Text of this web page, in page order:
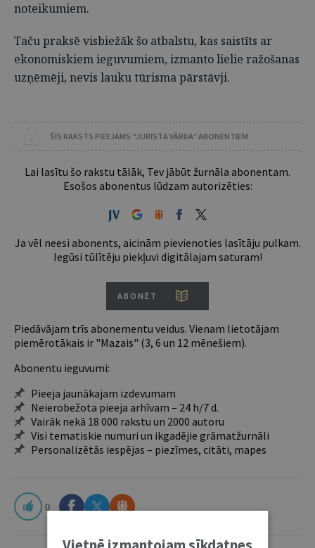
noteikumiem.
Taču praksē visbiežāk šo atbalstu, kas saistīts ar
ekonomiskiem ieguvumiem, izmanto lielie ražošanas
uzņēmēji, nevis lauku tūrisma pārstāvji.
ŠIS RAKSTS PIEEJAMS “JURISTA VĀRDA” ABONENTIEM
Lai lasītu šo rakstu tālāk, Tev jābūt žurnāla abonentam.
Esošos abonentus lūdzam autorizēties:
Ja vēl neesi abonents, aicinām pievienoties lasītāju pulkam.
Iegūsi tūlītēju piekļuvi digitālajam saturam!
ABONĒT
Piedāvājam trīs abonementu veidus. Vienam lietotājam
piemērotākais ir "Mazais" (3, 6 un 12 mēnešiem).
Abonentu ieguvumi:
Pieeja jaunākajam izdevumam
Neierobežota pieeja arhīvam – 24 h/7 d.
Vairāk nekā 18 000 rakstu un 2000 autoru
Visi tematiskie numuri un ikgadējie grāmatžurnāli
Personalizētās iespējas – piezīmes, citāti, mapes
0